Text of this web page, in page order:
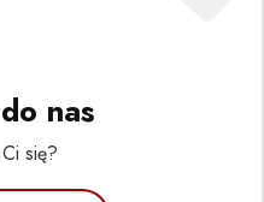
nas
się?